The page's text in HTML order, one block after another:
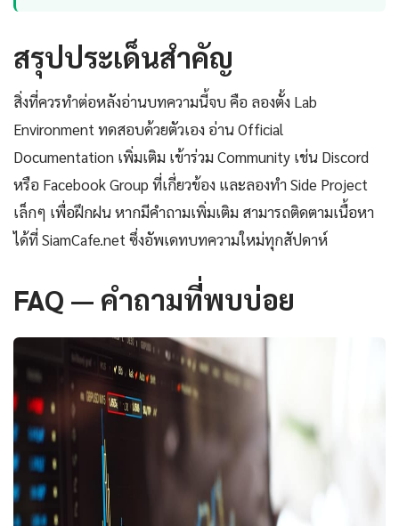
สรุปประเด็นสำคัญ
สิ่งที่ควรทำต่อหลังอ่านบทความนี้จบ คือ ลองตั้ง Lab
Environment ทดสอบด้วยตัวเอง อ่าน Official
Documentation เพิ่มเติม เข้าร่วม Community เช่น Discord
หรือ Facebook Group ที่เกี่ยวข้อง และลองทำ Side Project
เล็กๆ เพื่อฝึกฝน หากมีคำถามเพิ่มเติม สามารถติดตามเนื้อหา
ได้ที่ SiamCafe.net ซึ่งอัพเดทบทความใหม่ทุกสัปดาห์
FAQ — คำถามที่พบบ่อย